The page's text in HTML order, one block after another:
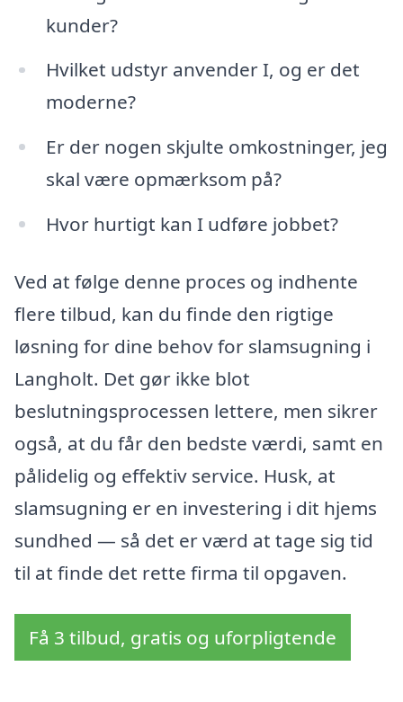
kunder?
Hvilket udstyr anvender I, og er det
moderne?
Er der nogen skjulte omkostninger, jeg
skal være opmærksom på?
Hvor hurtigt kan I udføre jobbet?
Ved at følge denne proces og indhente
flere tilbud, kan du finde den rigtige
løsning for dine behov for slamsugning i
Langholt. Det gør ikke blot
beslutningsprocessen lettere, men sikrer
også, at du får den bedste værdi, samt en
pålidelig og effektiv service. Husk, at
slamsugning er en investering i dit hjems
sundhed — så det er værd at tage sig tid
til at finde det rette firma til opgaven.
Få 3 tilbud, gratis og uforpligtende